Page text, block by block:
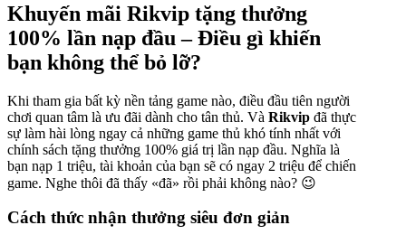
Khuyến mãi Rikvip tặng thưởng
100% lần nạp đầu – Điều gì khiến
bạn không thể bỏ lỡ?
Khi tham gia bất kỳ nền tảng game nào, điều đầu tiên người
chơi quan tâm là ưu đãi dành cho tân thủ. Và Rikvip đã thực
sự làm hài lòng ngay cả những game thủ khó tính nhất với
chính sách tặng thưởng 100% giá trị lần nạp đầu. Nghĩa là
bạn nạp 1 triệu, tài khoản của bạn sẽ có ngay 2 triệu để chiến
game. Nghe thôi đã thấy «đã» rồi phải không nào? 😉
Cách thức nhận thưởng siêu đơn giản